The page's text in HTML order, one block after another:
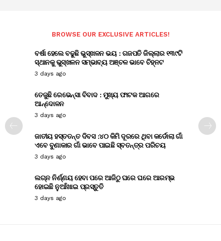
BROWSE OUR EXCLUSIVE ARTICLES!
ବର୍ଷା ହେଲେ ବଢୁଛି ଭୁସ୍ଖଳନ ଭୟ : ଗଜପତି ଜିଲ୍ଲାର ୧୩୯ଟି
ସ୍ଥାନକୁ ଭୁସ୍ଖଳନ ସମ୍ଭାବ୍ୟ ଅଞ୍ଚଳ ଭାବେ ଚିହ୍ନଟ
3 days ago
ତେଜୁଛି ରେଭେନ୍ସା ବିବାଦ : ମୁଖ୍ୟ ଫାଟକ ଆଗରେ
ଆନ୍ଦୋଳନ
3 days ago
ଜାତୀୟ ହସ୍ତତନ୍ତ ଦିବସ :୪୦ କିମି ଦୂରରେ ଥିବା କର୍ଡୋଲା ଗାଁ
ଏବେ ବୁଣାକାର ଗାଁ ଭାବେ ପାଇଛି ସ୍ବତନ୍ତ୍ର ପରିଚୟ
3 days ago
ଲଗ୍ନ ନିର୍ଣ୍ଣୟ ହେବା ପରେ ଆଜିଠୁ ଘରେ ଘରେ ଆରମ୍ଭ
ହୋଇଛି ନୁଆଁଖାଇ ପ୍ରସ୍ତୁତି
3 days ago